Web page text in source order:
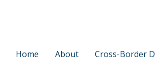
Home
About Cross-Border